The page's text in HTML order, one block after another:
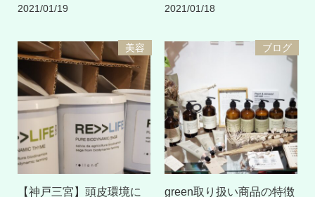
2021/01/19 2021/01/18
美容
【神戸三宮】頭皮環境に
ブログ
green取り扱い商品の特徴